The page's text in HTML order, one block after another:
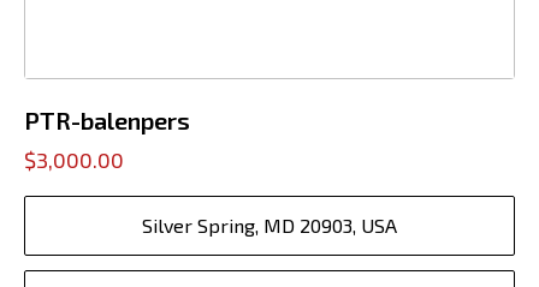
PTR-balenpers
$3,000.00
Silver Spring, MD 20903, USA